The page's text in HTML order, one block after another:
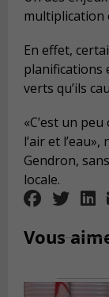
multiplication
En effet,
planifications
verts qu’ils
«C’est un
l’air et
Gendron,
locale.
Vous